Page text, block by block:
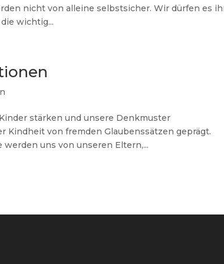
nicht von alleine selbstsicher. Wir dürfen es
wichtig...
stärken und unsere Denkmuster
von fremden Glaubenssätzen geprägt.
uns von unseren Eltern,...